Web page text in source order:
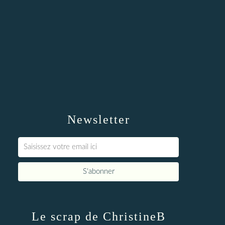
Newsletter
Le scrap de ChristineB